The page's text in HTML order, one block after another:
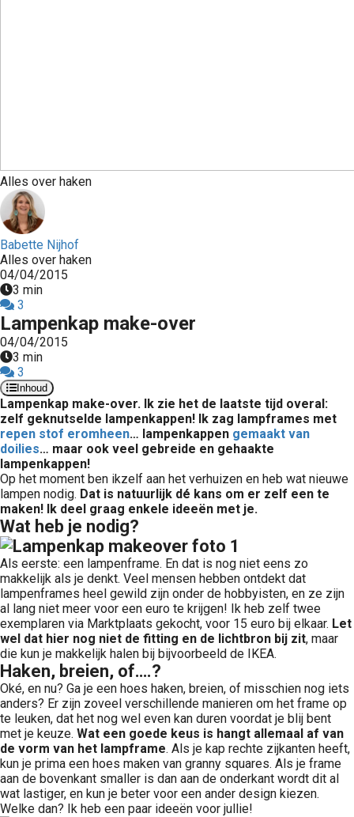
Alles over haken
Babette Nijhof
Alles over haken
04/04/2015
3 min
3
Lampenkap make-over
04/04/2015
3 min
3
Inhoud
Lampenkap make-over. Ik zie het de laatste tijd overal:
zelf geknutselde lampenkappen! Ik zag lampframes met
repen stof eromheen… lampenkappen gemaakt van
doilies… maar ook veel gebreide en gehaakte
lampenkappen!
Op het moment ben ikzelf aan het verhuizen en heb wat nieuwe
lampen nodig. Dat is natuurlijk dé kans om er zelf een te
maken! Ik deel graag enkele ideeën met je.
Wat heb je nodig?
Als eerste: een lampenframe. En dat is nog niet eens zo
makkelijk als je denkt. Veel mensen hebben ontdekt dat
lampenframes heel gewild zijn onder de hobbyisten, en ze zijn
al lang niet meer voor een euro te krijgen! Ik heb zelf twee
exemplaren via Marktplaats gekocht, voor 15 euro bij elkaar. Let
wel dat hier nog niet de fitting en de lichtbron bij zit, maar
die kun je makkelijk halen bij bijvoorbeeld de IKEA.
Haken, breien, of….?
Oké, en nu? Ga je een hoes haken, breien, of misschien nog iets
anders? Er zijn zoveel verschillende manieren om het frame op
te leuken, dat het nog wel even kan duren voordat je blij bent
met je keuze. Wat een goede keus is hangt allemaal af van
de vorm van het lampframe. Als je kap rechte zijkanten heeft,
kun je prima een hoes maken van granny squares. Als je frame
aan de bovenkant smaller is dan aan de onderkant wordt dit al
wat lastiger, en kun je beter voor een ander design kiezen.
Welke dan? Ik heb een paar ideeën voor jullie!